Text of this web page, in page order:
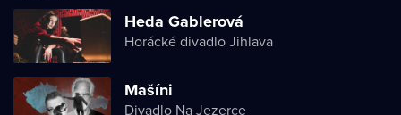
Heda Gablerová
Horácké divadlo Jihlava
Mašíni
Divadlo Na Jezerce